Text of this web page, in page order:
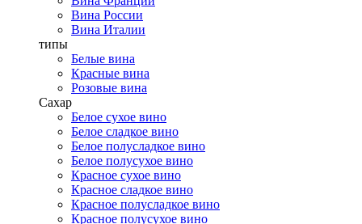
Вина России
Вина Италии
типы
Белые вина
Красные вина
Розовые вина
Сахар
Белое сухое вино
Белое сладкое вино
Белое полусладкое вино
Белое полусухое вино
Красное сухое вино
Красное сладкое вино
Красное полусладкое вино
Красное полусухое вино